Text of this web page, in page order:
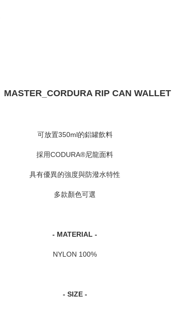
RIP CAN WALLET
可放置350ml的鋁罐飲料
採用CODURA®尼龍面料
具有優異的強度與防潑水特性
多款顏色可選
- MATERIAL -
NYLON 100%
- SIZE -